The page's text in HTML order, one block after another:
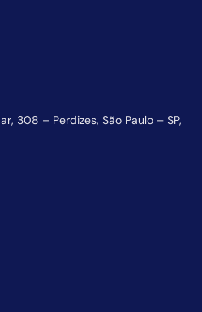
308 – Perdizes, São Paulo – SP,